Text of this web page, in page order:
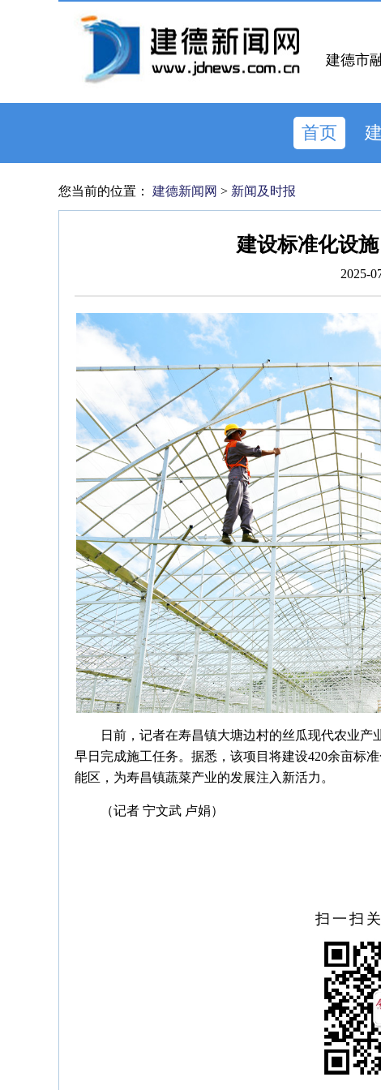
建德市
首页
您当前的位置： 建德新闻网 > 新闻及时报
建设标准化设
2025-
日前，记者在寿昌镇大塘边村的丝瓜现代农业
早日完成施工任务。据悉，该项目将建设420余亩标
能区，为寿昌镇蔬菜产业的发展注入新活力。
（记者 宁文武 卢娟）
扫一扫